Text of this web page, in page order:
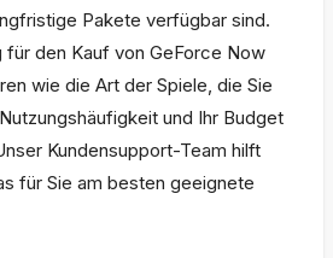
Pakete verfügbar sind.
für den Kauf von GeForce Now
wie die Art der Spiele, die Sie
und Ihr Budget
Kundensupport-Team hilft
für Sie am besten geeignete